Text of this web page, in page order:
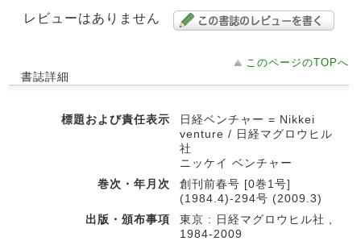
レビューはありません
このページのTOPへ
書誌詳細
標題および責任表示
日経ベンチャー = Nikkei
venture / 日経マグロウヒル
社
ニッケイ ベンチャー
巻次・年月次
創刊前春号 [0巻1号]
(1984.4)-294号 (2009.3)
出版・頒布事項
東京 : 日経マグロウヒル社 ,
1984-2009